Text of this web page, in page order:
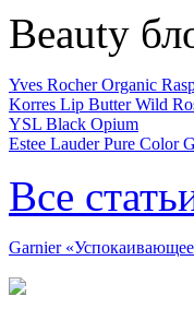
Beauty
Yves Rocher Organic
Korres Lip Butter Wild
YSL Black Opium
Estee Lauder Pure Color
Все
Garnier